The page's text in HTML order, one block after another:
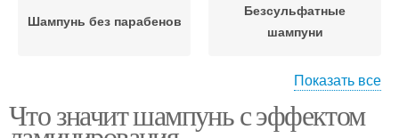
Шампунь без парабенов
Безсульфатные
шампуни
ламинирования
Показать все
Что значит шампунь с эффектом